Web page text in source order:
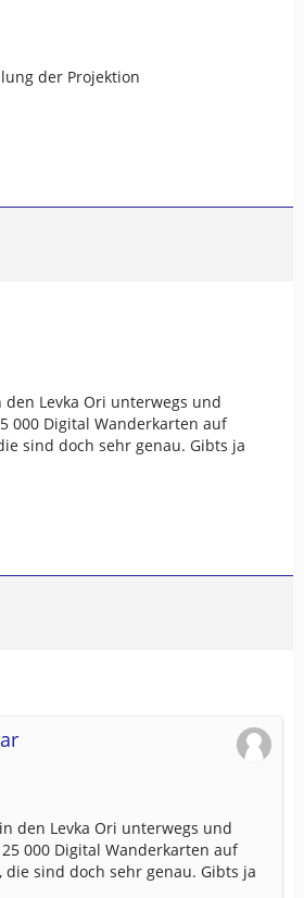
der Projektion
Levka Ori unterwegs und
000 Digital Wanderkarten auf
sind doch sehr genau. Gibts ja
den Levka Ori unterwegs und
000 Digital Wanderkarten auf
die sind doch sehr genau. Gibts ja